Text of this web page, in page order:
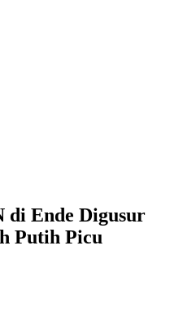
di Ende Digusur
Putih Picu